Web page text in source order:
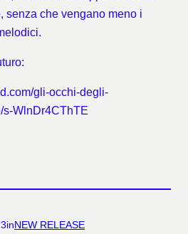
senza che vengano meno i
gli-occhi-degli-
s-WlnDr4CThTE
inNEW RELEASE